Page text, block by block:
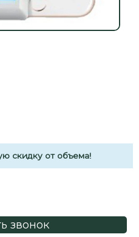
скидку от объема!
звонок